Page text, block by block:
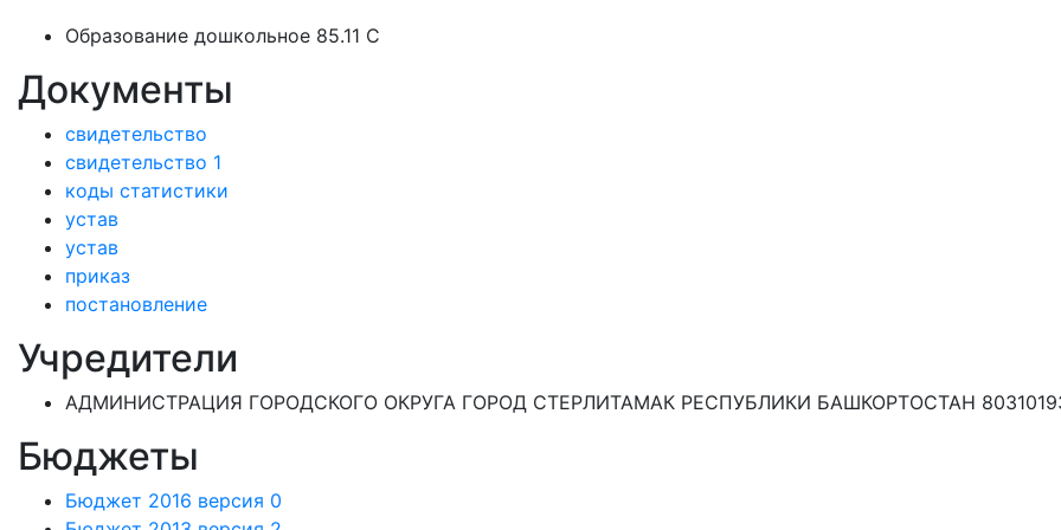
Образование дошкольное 85.11 C
Документы
свидетельство
свидетельство 1
коды статистики
устав
устав
приказ
постановление
Учредители
АДМИНИСТРАЦИЯ ГОРОДСКОГО ОКРУГА ГОРОД СТЕРЛИТАМАК РЕСПУБЛИКИ БАШКОРТОСТАН
Бюджеты
Бюджет 2016 версия 0